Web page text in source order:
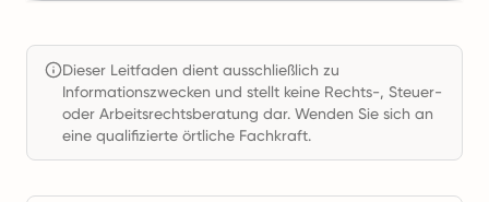
Dieser Leitfaden dient ausschließlich zu
Informationszwecken und stellt keine Rechts-, Steuer-
oder Arbeitsrechtsberatung dar. Wenden Sie sich an
eine qualifizierte örtliche Fachkraft.